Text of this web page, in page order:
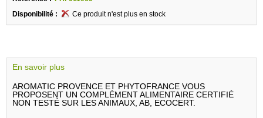
Disponibilité :
Ce produit n'est plus en stock
En savoir plus
AROMATIC PROVENCE ET PHYTOFRANCE VOUS
PROPOSENT UN COMPLÉMENT ALIMENTAIRE CERTIFIÉ
NON TESTÉ SUR LES ANIMAUX, AB, ECOCERT.